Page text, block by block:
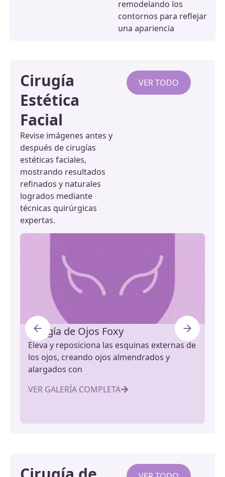
remodelando los
contornos para reflejar
una apariencia
Cirugía
Estética
Facial
Revise imágenes antes y
después de cirugías
estéticas faciales,
mostrando resultados
refinados y naturales
logrados mediante
técnicas quirúrgicas
expertas.
VER TODO
Cirugía de Ojos Foxy
Eleva y reposiciona las esquinas externas de
los ojos, creando ojos almendrados y
alargados con
VER GALERÍA COMPLETA